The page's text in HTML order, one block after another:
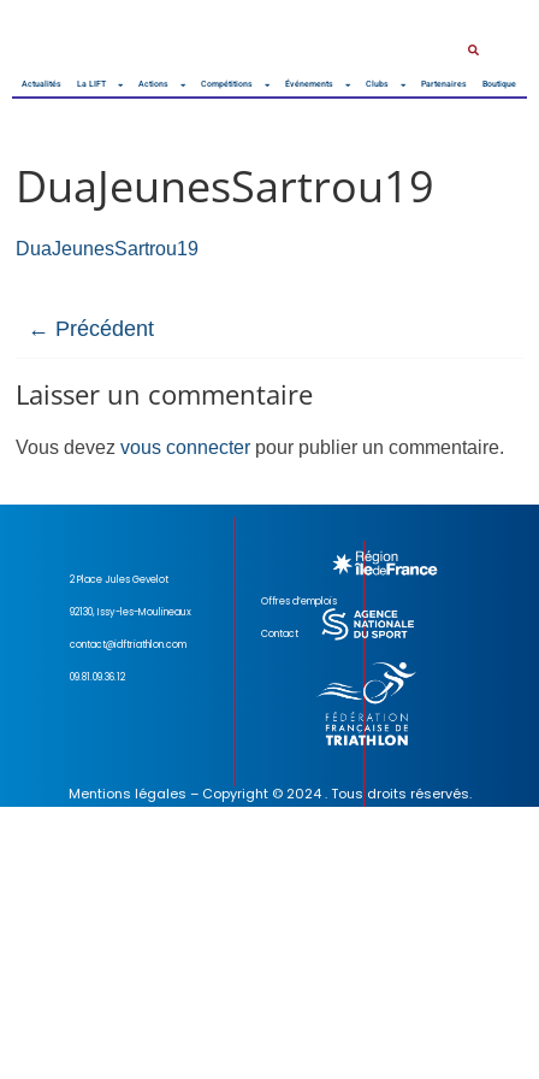
Actualités La LIFT Actions Compétitions Événements Clubs Partenaires Boutique
DuaJeunesSartrou19
DuaJeunesSartrou19
← Précédent
Laisser un commentaire
Vous devezvous connecter pour publier un commentaire.
2 Place Jules Gevelot
92130, Issy-les-Moulineaux
contact@idftriathlon.com
09.81.09.36.12
Offres d’emplois
Contact
Mentions légales – Copyright © 2024 . Tous droits réservés.